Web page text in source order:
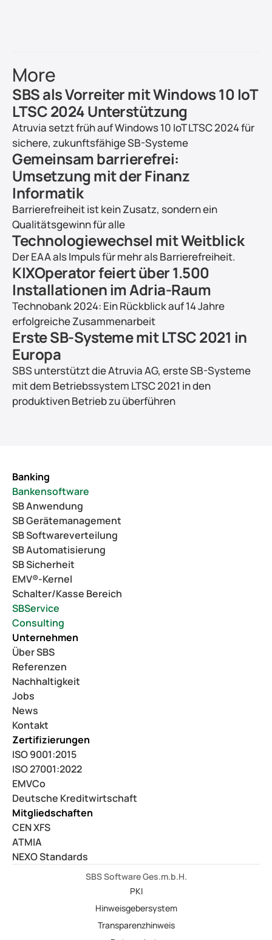
More
SBS als Vorreiter mit Windows 10 IoT
LTSC 2024 Unterstützung
Atruvia setzt früh auf Windows 10 IoT LTSC 2024 für
sichere, zukunftsfähige SB-Systeme
Gemeinsam barrierefrei:
Umsetzung mit der Finanz
Informatik
Barrierefreiheit ist kein Zusatz, sondern ein
Qualitätsgewinn für alle
Technologiewechsel mit Weitblick
Der EAA als Impuls für mehr als Barrierefreiheit.
KIXOperator feiert über 1.500
Installationen im Adria-Raum
Technobank 2024: Ein Rückblick auf 14 Jahre
erfolgreiche Zusammenarbeit
Erste SB-Systeme mit LTSC 2021 in
Europa
SBS unterstützt die Atruvia AG, erste SB-Systeme
mit dem Betriebssystem LTSC 2021 in den
produktiven Betrieb zu überführen
Banking
Bankensoftware
SB Anwendung
SB Gerätemanagement
SB Softwareverteilung
SB Automatisierung
SB Sicherheit
EMV®-Kernel
Schalter/Kasse Bereich
SBService
Consulting
Unternehmen
Über SBS
Referenzen
Nachhaltigkeit
Jobs
News
Kontakt
Zertifizierungen
ISO 9001:2015
ISO 27001:2022
EMVCo
Deutsche Kreditwirtschaft
Mitgliedschaften
CEN XFS
ATMIA
NEXO Standards
SBS Software Ges.m.b.H.
Hinweisgebersystem
Transparenzhinweis
PKI